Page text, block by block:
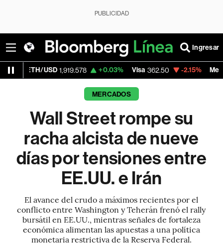
PUBLICIDAD
Ingresar
1,919.578 +0.03% Visa 362.50 -2.15% MercadoLibre
MERCADOS
Wall Street rompe su
racha alcista de nueve
días por tensiones entre
EE.UU. e Irán
El avance del crudo a máximos recientes por el
conflicto entre Washington y Teherán frenó el rally
bursátil en EE.UU., mientras señales de fortaleza
económica alimentan las apuestas a una política
monetaria restrictiva de la Reserva Federal.